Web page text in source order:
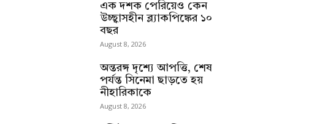
এক দশক পেরিয়েও কেন
উচ্ছ্বাসহীন ব্ল্যাকপিঙ্কের ১০
বছর
August 8, 2026
অন্তরঙ্গ দৃশ্যে আপত্তি, শেষ
পর্যন্ত সিনেমা ছাড়তে হয়
নীহারিকাকে
August 8, 2026